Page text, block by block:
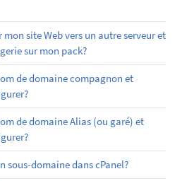
site Web vers un autre serveur et
sur mon pack?
de domaine compagnon et
de domaine Alias (ou garé) et
sous-domaine dans cPanel?